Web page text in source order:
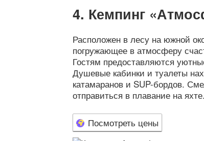
Кемпинг
Расположен в лесу на южной
погружающее в атмосферу
Гостям предоставляются
Душевые кабинки и туалеты
катамаранов и SUP-бордов.
отправиться в плавание на яхте.
Посмотреть цены